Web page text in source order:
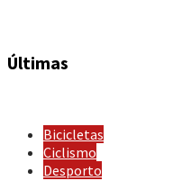
Últimas
Bicicletas
Ciclismo
Desporto